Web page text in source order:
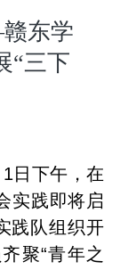
东学
“三下
1日下午，在
实践即将启
践队组织开
聚“青年之